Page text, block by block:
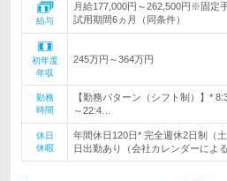
給与
月給177,000円～262,500円※固定
試用期間6ヵ月（同条件）
初年度
年収
245万円～364万円
勤務
時間
【勤務パターン（シフト制）】*
～22:4…
休日
休暇
年間休日120日* 完全週休2日制
日出勤あり（会社カレンダーによ